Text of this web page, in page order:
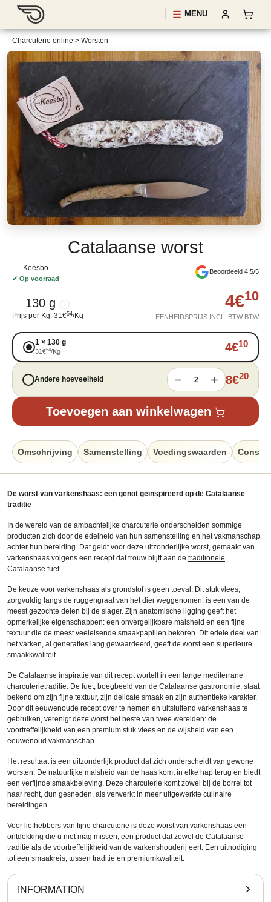
MENU
Charcuterie online > Worsten
Catalaanse worst
Keesbo
✔ Op voorraad
Beoordeeld 4.5/5
130 g
Prijs per Kg: 31€54/Kg
4€10
EENHEIDSPRIJS INCL. BTW BTW
1 × 130 g
31€54/Kg 4€10
Andere hoeveelheid 2 8€20
Toevoegen aan winkelwagen
Omschrijving Samenstelling Voedingswaarden
De worst van varkenshaas: een genot geïnspireerd op de Catalaanse
traditie
In de wereld van de ambachtelijke charcuterie onderscheiden sommige
producten zich door de edelheid van hun samenstelling en het vakmanschap
achter hun bereiding. Dat geldt voor deze uitzonderlijke worst, gemaakt van
varkenshaas volgens een recept dat trouw blijft aan de traditionele
Catalaanse fuet.
De keuze voor varkenshaas als grondstof is geen toeval. Dit stuk vlees,
zorgvuldig langs de ruggengraat van het dier weggenomen, is een van de
meest gezochte delen bij de slager. Zijn anatomische ligging geeft het
opmerkelijke eigenschappen: een onvergelijkbare malsheid en een fijne
textuur die de meest veeleisende smaakpapillen bekoren. Dit edele deel van
het varken, al generaties lang gewaardeerd, geeft de worst een superieure
smaakkwaliteit.
De Catalaanse inspiratie van dit recept wortelt in een lange mediterrane
charcuterietraditie. De fuet, boegbeeld van de Catalaanse gastronomie, staat
bekend om zijn fijne textuur, zijn delicate smaak en zijn authentieke karakter.
Door dit eeuwenoude recept over te nemen en uitsluitend varkenshaas te
gebruiken, verenigt deze worst het beste van twee werelden: de
voortreffelijkheid van een premium stuk vlees en de wijsheid van een
eeuwenoud vakmanschap.
Het resultaat is een uitzonderlijk product dat zich onderscheidt van gewone
worsten. De natuurlijke malsheid van de haas komt in elke hap terug en biedt
een verfijnde smaakbeleving. Deze charcuterie komt zowel bij de borrel tot
haar recht, dun gesneden, als verwerkt in meer uitgewerkte culinaire
bereidingen.
Voor liefhebbers van fijne charcuterie is deze worst van varkenshaas een
ontdekking die u niet mag missen, een product dat zowel de Catalaanse
traditie als de voortreffelijkheid van de varkenshouderij eert. Een uitnodiging
tot een smaakreis, tussen traditie en premiumkwaliteit.
INFORMATION